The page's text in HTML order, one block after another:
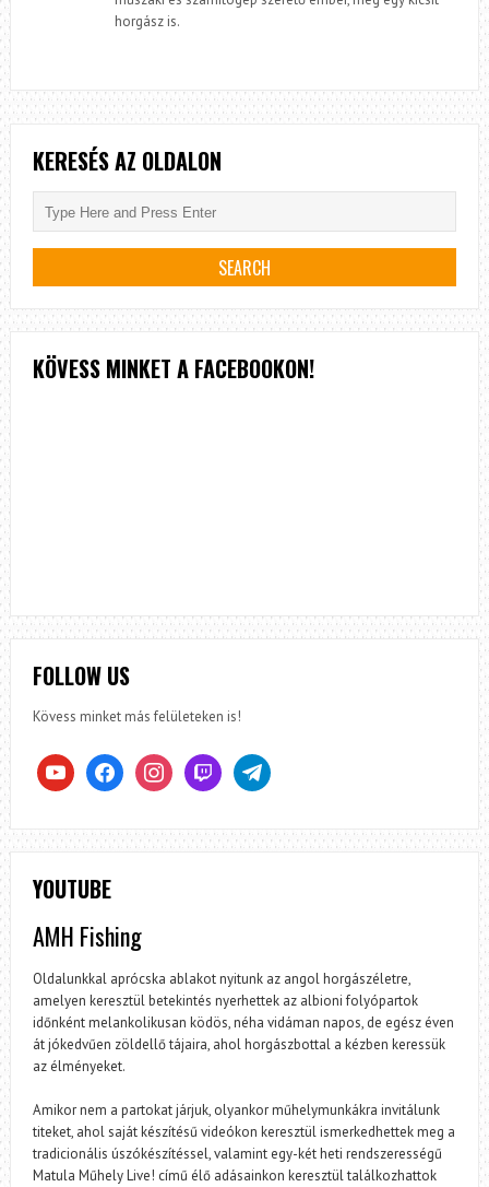
horgász is.
KERESÉS AZ OLDALON
KÖVESS MINKET A FACEBOOKON!
FOLLOW US
Kövess minket más felületeken is!
youtube facebookinstagramtwitch telegram
YOUTUBE
AMH Fishing
Oldalunkkal aprócska ablakot nyitunk az angol horgászéletre,
amelyen keresztül betekintés nyerhettek az albioni folyópartok
időnként melankolikusan ködös, néha vidáman napos, de egész éven
át jókedvűen zöldellő tájaira, ahol horgászbottal a kézben keressük
az élményeket.
Amikor nem a partokat járjuk, olyankor műhelymunkákra invitálunk
titeket, ahol saját készítésű videókon keresztül ismerkedhettek meg a
tradicionális úszókészítéssel, valamint egy-két heti rendszerességű
Matula Műhely Live! című élő adásainkon keresztül találkozhattok